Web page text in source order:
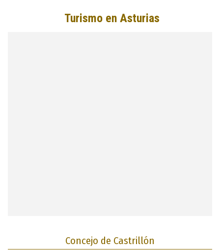
Concejo de Castrillón